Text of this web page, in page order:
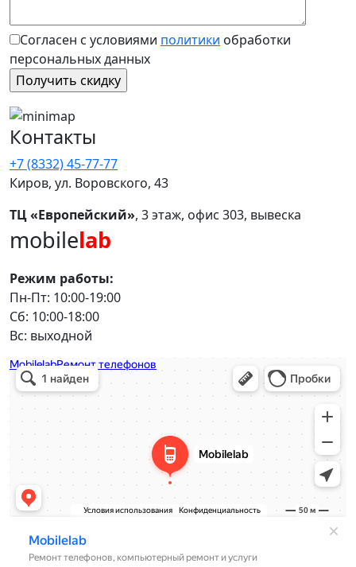
Согласен с условиями политики обработки
персональных данных
Контакты
+7 (8332) 45-77-77
Киров, ул. Воровского, 43
ТЦ «Европейский», 3 этаж, офис 303, вывеска
mobilelab
Режим работы:
Пн-Пт: 10:00-19:00
Сб: 10:00-18:00
Вс: выходной